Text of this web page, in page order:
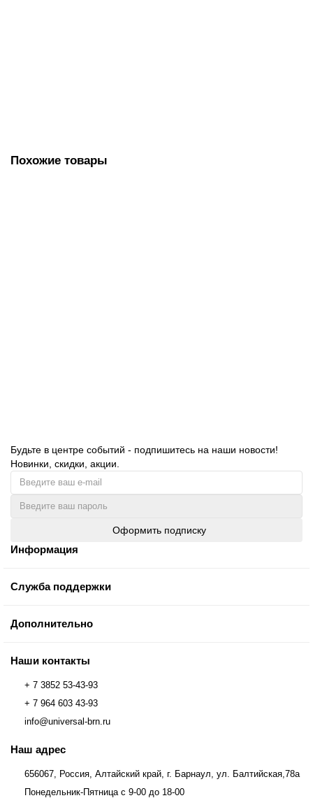
Похожие товары
Будьте в центре событий - подпишитесь на наши новости!
Новинки, скидки, акции.
Оформить подписку
Информация
Служба поддержки
Дополнительно
Наши контакты
+ 7 3852 53-43-93
+ 7 964 603 43-93
info@universal-brn.ru
Наш адрес
656067, Россия, Алтайский край, г. Барнаул, ул. Балтийская,78а
Понедельник-Пятница с 9-00 до 18-00